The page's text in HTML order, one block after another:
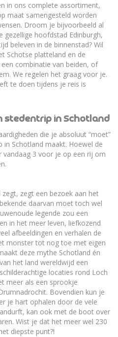
in ons complete assortiment,
maat samengesteld worden
Droom je bijvoorbeeld al
gezellige hoofdstad Edinburgh,
beleven in de binnenstad? Wil
Schotse platteland en de
combinatie van beiden, of
We regelen het graag voor je.
te doen tijdens je reis is
stedentrip in Schotland
die je absoluut “moet”
in Schotland maakt. Hoewel de
3 voor je op een rij om
zegt een bezoek aan het
daarvan moet toch wel
legende zou een
in het meer leven, liefkozend
afbeeldingen en verhalen de
monster tot nog toe met eigen
deze mythe Schotland én
het land wereldwijd een
locaties rond Loch
meer als een sprookje
Bovendien kun je
je hart ophalen door de vele
kan ook met de boot over
Wist je dat het meer wel 230
diepste punt?!